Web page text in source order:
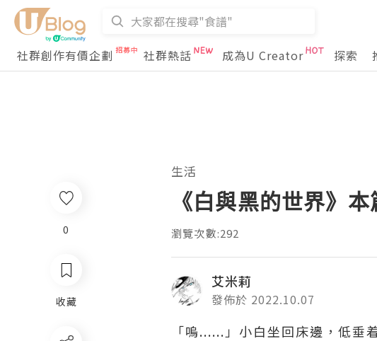
社群創作有價企劃
社群熱話 成為U Creator 探索
生活
《白與黑的世界
瀏覽次數:292
艾米莉
發佈於 2022.10.07
「嗚......」小白坐回床邊，低垂
0
收藏